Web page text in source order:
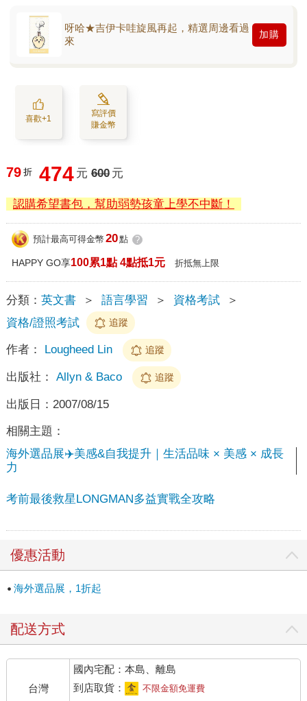
呀哈★吉伊卡哇旋風再起，精選周邊看過
來
加購
喜歡+1
寫評價
賺金幣
79 折 474 元 600 元
認購希望書包，幫助弱勢孩童上學不中斷！
預計最高可得金幣 20點 ?
HAPPY GO享100累1點 4點抵1元 折抵無上限
分類： 英文書 ＞ 語言學習 ＞ 資格考試
＞
資格/證照考試
追蹤
作者： Lougheed Lin 追蹤
出版社： Allyn & Baco 追蹤
出版日： 2007/08/15
相關主題：
海外選品展✈️美感&自我提升｜生活品味 × 美感 × 成長
力
考前最後救星LONGMAN多益實戰全攻略
優惠活動
海外選品展，1折起
配送方式
台灣
國內宅配：本島、離島
到店取貨：
不限金額免運費